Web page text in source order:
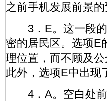
之前手机发展前景
3．E。这一段的
密的居民区。选项E
理位置，而不顾及
此外，选项E中出现
4．A。空白处前